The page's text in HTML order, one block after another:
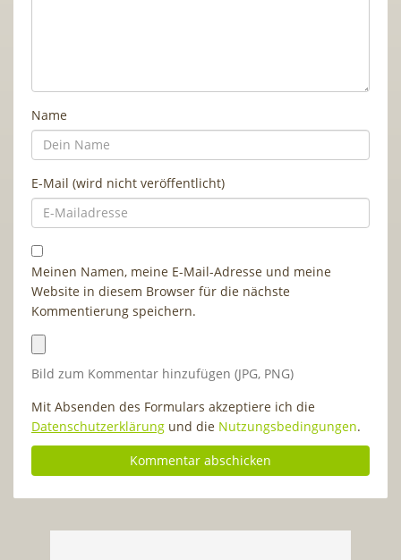
Name
E-Mail (wird nicht veröffentlicht)
Meinen Namen, meine E-Mail-Adresse und meine
Website in diesem Browser für die nächste
Kommentierung speichern.
Bild zum Kommentar hinzufügen (JPG, PNG)
Mit Absenden des Formulars akzeptiere ich die
Datenschutzerklärung und die Nutzungsbedingungen.